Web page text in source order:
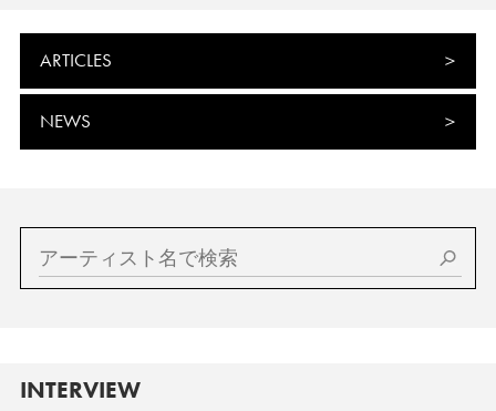
ARTICLES
NEWS
INTERVIEW